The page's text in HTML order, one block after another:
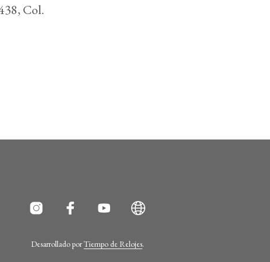
Col.
Desarrollado porTiempo de Relojes.